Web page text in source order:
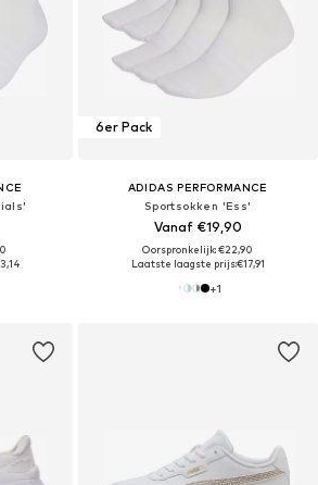
6er Pack
ADIDAS PERFORMANCE
Sportsokken 'Ess'
Vanaf €19,90
Oorspronkelijk: €22,90
Laatste laagste prijs:€17,91
+1